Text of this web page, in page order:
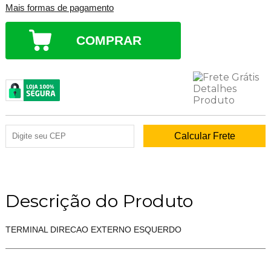
Mais formas de pagamento
COMPRAR
Descrição do Produto
TERMINAL DIRECAO EXTERNO ESQUERDO